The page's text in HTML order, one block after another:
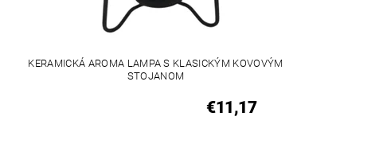
KERAMICKÁ AROMA LAMPA S KLASICKÝM KOVOVÝM
STOJANOM
€11,17